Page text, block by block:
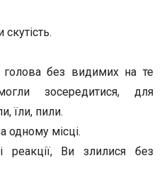
без видимих на те
зосередитися, для
їли, пили.
одному місці.
реакції, Ви злилися без